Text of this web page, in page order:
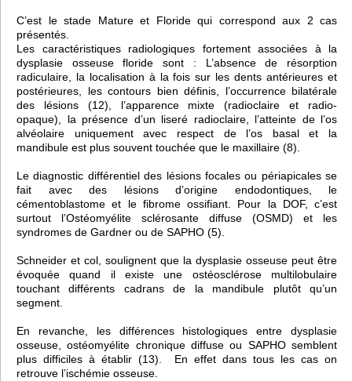
C’est le stade Mature et Floride qui correspond aux 2 cas
présentés.
Les caractéristiques radiologiques fortement associées à la
dysplasie osseuse floride sont : L’absence de résorption
radiculaire, la localisation à la fois sur les dents antérieures et
postérieures, les contours bien définis, l’occurrence bilatérale
des lésions (12), l’apparence mixte (radioclaire et radio-
opaque), la présence d’un liseré radioclaire, l’atteinte de l’os
alvéolaire uniquement avec respect de l’os basal et la
mandibule est plus souvent touchée que le maxillaire (8).
Le diagnostic différentiel des lésions focales ou périapicales se
fait avec des lésions d’origine endodontiques, le
cémentoblastome et le fibrome ossifiant. Pour la DOF, c’est
surtout l’Ostéomyélite sclérosante diffuse (OSMD) et les
syndromes de Gardner ou de SAPHO (5).
Schneider et col, soulignent que la dysplasie osseuse peut être
évoquée quand il existe une ostéosclérose multilobulaire
touchant différents cadrans de la mandibule plutôt qu’un
segment.
En revanche, les différences histologiques entre dysplasie
osseuse, ostéomyélite chronique diffuse ou SAPHO semblent
plus difficiles à établir (13). En effet dans tous les cas on
retrouve l’ischémie osseuse.